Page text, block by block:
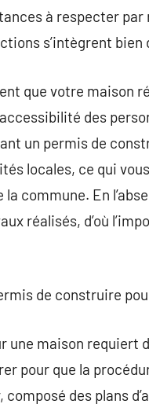
à respecter
s’intègrent
que votre maison
des
un permis de
locales, ce qui
commune. En
réalisés, d’où
de construire
une maison requiert
pour que la
des plans